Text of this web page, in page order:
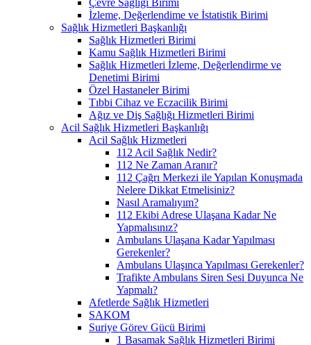
İzleme, Değerlendime ve İstatistik Birimi
Sağlık Hizmetleri Başkanlığı
Sağlık Hizmetleri Birimi
Kamu Sağlık Hizmetleri Birimi
Sağlık Hizmetleri İzleme, Değerlendirme ve
Denetimi Birimi
Özel Hastaneler Birimi
Tıbbi Cihaz ve Eczacilik Birimi
Ağız ve Diş Sağlığı Hizmetleri Birimi
Acil Sağlık Hizmetleri Başkanlığı
Acil Sağlık Hizmetleri
112 Acil Sağlık Nedir?
112 Ne Zaman Aranır?
112 Çağrı Merkezi ile Yapılan Konuşmada
Nelere Dikkat Etmelisiniz?
Nasıl Aramalıyım?
112 Ekibi Adrese Ulaşana Kadar Ne
Yapmalısınız?
Ambulans Ulaşana Kadar Yapılması
Gerekenler?
Ambulans Ulaşınca Yapılması Gerekenler?
Trafikte Ambulans Siren Sesi Duyunca Ne
Yapmalı?
Afetlerde Sağlık Hizmetleri
SAKOM
Suriye Görev Gücü Birimi
1 Basamak Sağlık Hizmetleri Birimi